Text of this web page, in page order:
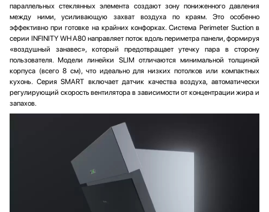
параллельных стеклянных элемента создают зону пониженного давления
между ними, усиливающую захват воздуха по краям. Это особенно
эффективно при готовке на крайних конфорках. Система Perimeter Suction в
серии INFINITY WH A80 направляет поток вдоль периметра панели, формируя
«воздушный занавес», который предотвращает утечку пара в сторону
пользователя. Модели линейки SLIM отличаются минимальной толщиной
корпуса (всего 8 см), что идеально для низких потолков или компактных
кухонь. Серия SMART включает датчик качества воздуха, автоматически
регулирующий скорость вентилятора в зависимости от концентрации жира и
запахов.